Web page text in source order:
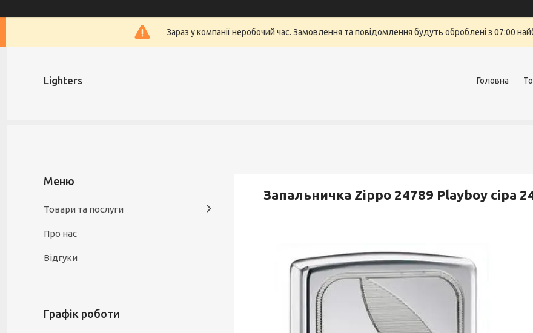
Зараз у компанії неробочий час. Замовлення та повідомлення будуть оброблені з 07:00
Lighters Головна
Запальничка Zippo 24789 Playboy сіра
Товари та послуги
Про нас
Відгуки
Графік роботи